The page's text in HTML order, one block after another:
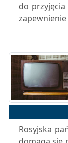
do
Rosyjska